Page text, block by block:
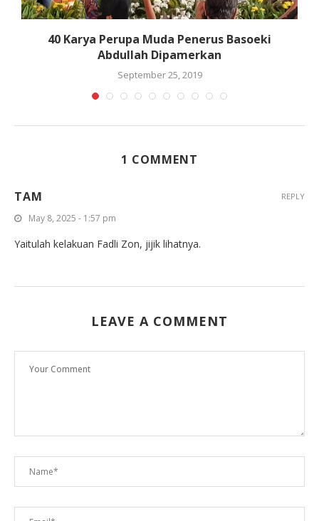
40 Karya Perupa Muda Penerus Basoeki
Abdullah Dipamerkan
September 25, 2019
1 COMMENT
TAM
May 8, 2025 - 1:57 pm
Yaitulah kelakuan Fadli Zon, jijik lihatnya.
REPLY
LEAVE A COMMENT